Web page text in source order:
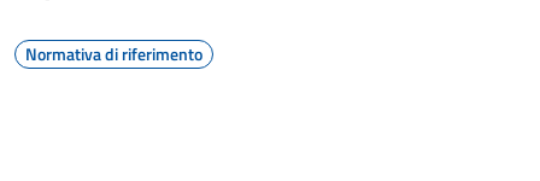
Normativa di riferimento